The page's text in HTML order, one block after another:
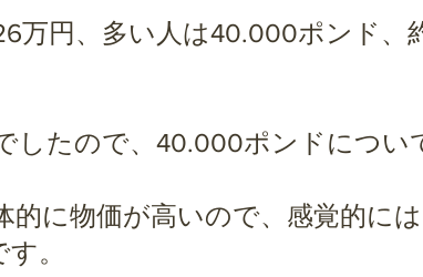
円、多い人は40.000ポンド、
たので、40.000ポンドについ
に物価が高いので、感覚的に
。